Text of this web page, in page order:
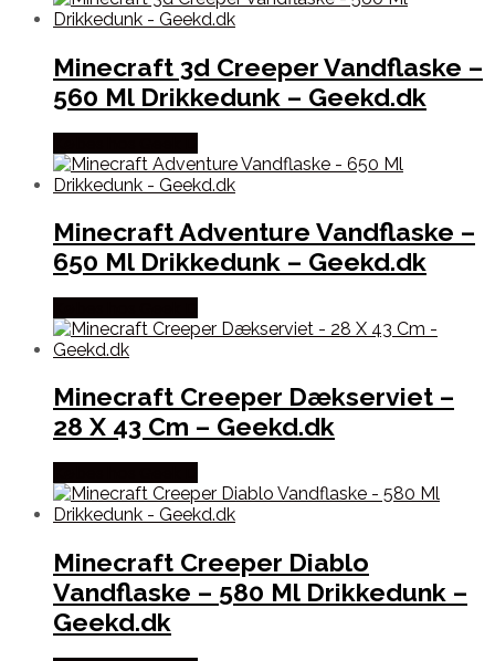
Minecraft 3d Creeper Vandflaske –
560 Ml Drikkedunk – Geekd.dk
Minecraft Adventure Vandflaske –
650 Ml Drikkedunk – Geekd.dk
Minecraft Creeper Dækserviet –
28 X 43 Cm – Geekd.dk
Minecraft Creeper Diablo
Vandflaske – 580 Ml Drikkedunk –
Geekd.dk